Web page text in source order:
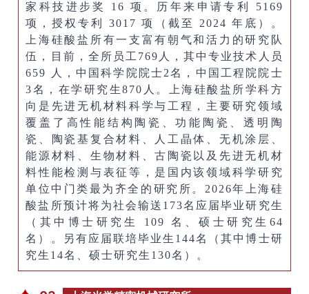
家科技进步奖 16 项。历年来申请专利 5169
项，授权专利 3017 项（截至 2024 年底）。
上海硅酸盐所有一支富有朝气和活力的研究队
伍，目前，全所员工769人，其中专业技术人员
659 人，中国科学院院士2名，中国工程院院士
3名，在学研究生870人。上海硅酸盐所学科方
向是先进无机材料科学与工程，主要研究领域
覆盖了高性能结构陶瓷、功能陶瓷、透明陶
瓷、陶瓷基复合材料、人工晶体、无机涂层、
能源材料、生物材料、古陶瓷以及先进无机材
料性能检测与表征等，是国内该领域科学研究
单位中门类最为齐全的研究所。2026年上海硅
酸盐所预计将为社会输送173名应届毕业研究生
（其中博士研究生 109 名、硕士研究生64
名）。另有应届联培毕业生144名（其中博士研
究生14名、硕士研究生130名）。